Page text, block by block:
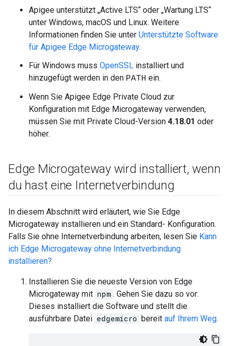
Apigee unterstützt „Active LTS“ oder „Wartung LTS“
unter Windows, macOS und Linux. Weitere
Informationen finden Sie unter Unterstützte Software
für Apigee Edge Microgateway.
Für Windows muss OpenSSL installiert und
hinzugefügt werden in den PATH ein.
Wenn Sie Apigee Edge Private Cloud zur
Konfiguration mit Edge Microgateway verwenden,
müssen Sie mit Private Cloud-Version 4.18.01 oder
höher.
Edge Microgateway wird installiert, wenn
du hast eine Internetverbindung
In diesem Abschnitt wird erläutert, wie Sie Edge
Microgateway installieren und ein Standard- Konfiguration.
Falls Sie ohne Internetverbindung arbeiten, lesen Sie Kann
ich Edge Microgateway ohne Internetverbindung
installieren?
Installieren Sie die neueste Version von Edge
Microgateway mit npm . Gehen Sie dazu so vor:
Dieses installiert die Software und stellt die
ausführbare Datei edgemicro bereit auf Ihrem Weg.